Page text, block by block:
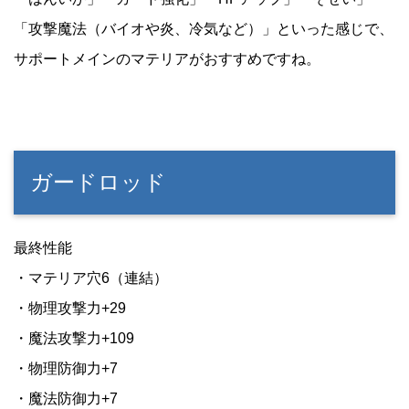
「攻撃魔法（バイオや炎、冷気など）」といった感じで、
サポートメインのマテリアがおすすめですね。
ガードロッド
最終性能
・マテリア穴6（連結）
・物理攻撃力+29
・魔法攻撃力+109
・物理防御力+7
・魔法防御力+7